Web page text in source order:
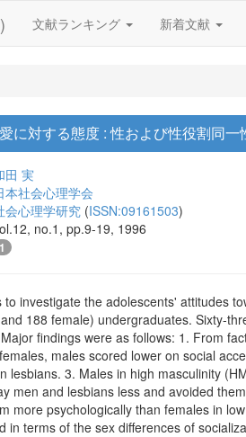
文献ランキング 新着文献
に対する態度 : 性および性役割同一
田 実
本社会心理学会
会心理学研究 (ISSN:09161503)
no.1, pp.9-19, 1996
1
investigate the adolescents' attitudes
188 female) undergraduates. Sixty-
findings were as follows: 1. From
males scored lower on social
lesbians. 3. Males in high masculinity
men and lesbians less and avoided
more psychologically than females in
in terms of the sex differences of